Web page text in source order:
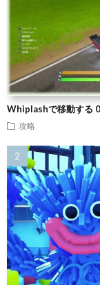
Whiplashで移動する
攻略